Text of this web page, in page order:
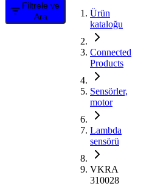
Filtrele ve
Ara
Ürün
kataloğu
Connected
Products
Sensörler,
motor
Lambda
sensörü
VKRA
310028